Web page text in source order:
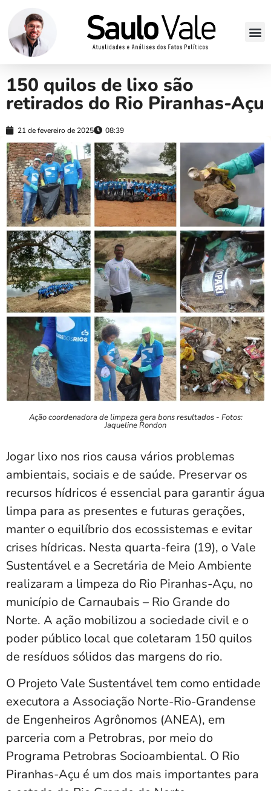
150 quilos de lixo são
retirados do Rio Piranhas-Açu
21 de fevereiro de 2025 08:39
Ação coordenadora de limpeza gera bons resultados - Fotos:
Jaqueline Rondon
Jogar lixo nos rios causa vários problemas
ambientais, sociais e de saúde. Preservar os
recursos hídricos é essencial para garantir água
limpa para as presentes e futuras gerações,
manter o equilíbrio dos ecossistemas e evitar
crises hídricas. Nesta quarta-feira (19), o Vale
Sustentável e a Secretária de Meio Ambiente
realizaram a limpeza do Rio Piranhas-Açu, no
município de Carnaubais – Rio Grande do
Norte. A ação mobilizou a sociedade civil e o
poder público local que coletaram 150 quilos
de resíduos sólidos das margens do rio.
O Projeto Vale Sustentável tem como entidade
executora a Associação Norte-Rio-Grandense
de Engenheiros Agrônomos (ANEA), em
parceria com a Petrobras, por meio do
Programa Petrobras Socioambiental. O Rio
Piranhas-Açu é um dos mais importantes para